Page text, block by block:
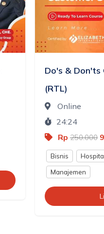
Do's & Don'ts
(RTL)
Online
24:24
Rp 250.000
Bisnis
Manajemen